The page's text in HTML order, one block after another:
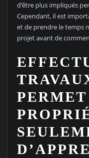
d’être plus impliqués
Cependant, il est
et de prendre le temps
projet avant de